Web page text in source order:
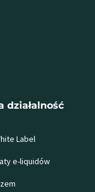
działalność
Label
e-liquidów